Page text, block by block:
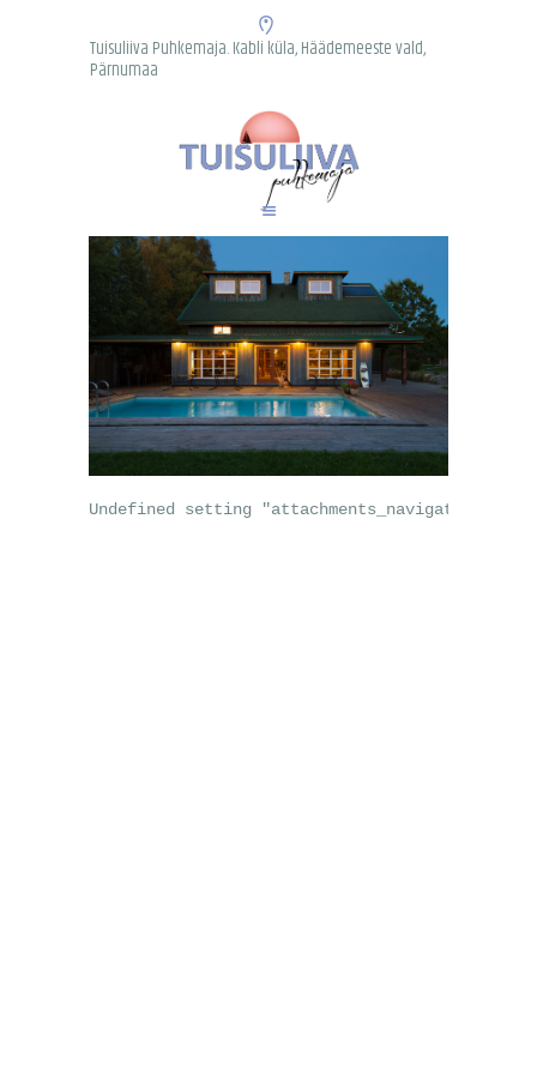
Tuisuliiva Puhkemaja. Kabli küla, Häädemeeste vald,
Pärnumaa
PUHKEMAJA
TEGEVUSED
SÜNDMUSED
PAASTULAAGER
KERAAMIKA
PÄKAPIKUMAA
KONTAKT
Undefined setting "attachments_navigation"